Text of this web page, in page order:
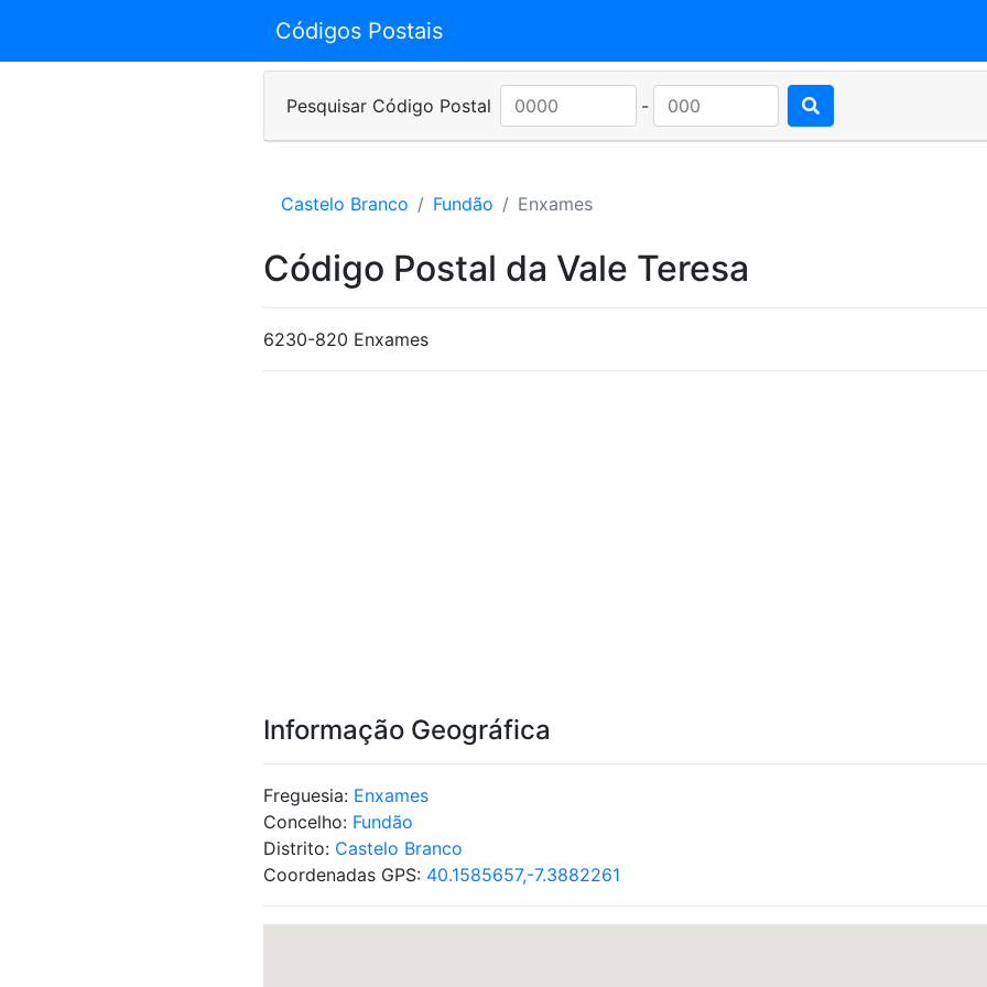
Códigos Postais
Pesquisar Código Postal -
Castelo Branco Fundão Enxames
Código Postal da Vale Teresa
6230-820 Enxames
Informação Geográfica
Freguesia: Enxames
Concelho: Fundão
Distrito: Castelo Branco
Coordenadas GPS: 40.1585657,-7.3882261